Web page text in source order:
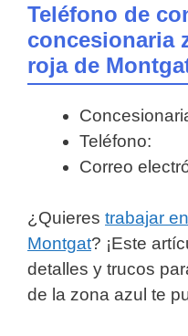
Teléfono de
concesionaria
roja de
Teléfono:
Correo
¿Quieres trabajar
Montgat? ¡Este
detalles y trucos
de la zona azul te